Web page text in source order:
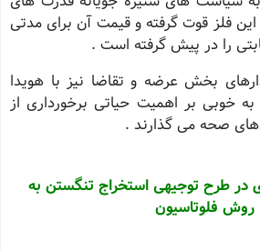
فلز قوت گرفته و قیمت آن برای مدتی
را در پیش گرفته است .
بخش عرضه و تقاضا نیز با هویدا
خوبی بر اهمیت حیاتی برخورداری از
صحه می گذارند .
در طرح توجیهی استخراج تنگستن به
روش فلوتاسیون